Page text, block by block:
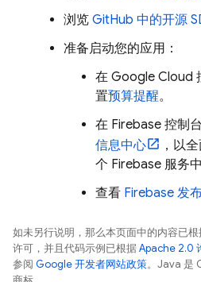
浏览 GitHub 中的开源
准备启动您的应用：
在 Google Cloud
置预算提醒。
在 Firebase 控制
信息中心
，以
个 Firebase 服务
查看 Firebase 发
如未另行说明，那么本页面中的内容已根
许可，并且代码示例已根据Apache 2.0
参阅 Google 开发者网站政策。Java 是